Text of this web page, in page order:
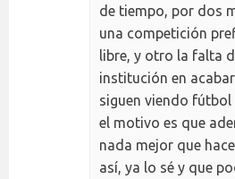
de tiempo, por dos
una competición
libre, y otro la falta
institución en
siguen viendo
el motivo es que
nada mejor que
así, ya lo sé y que